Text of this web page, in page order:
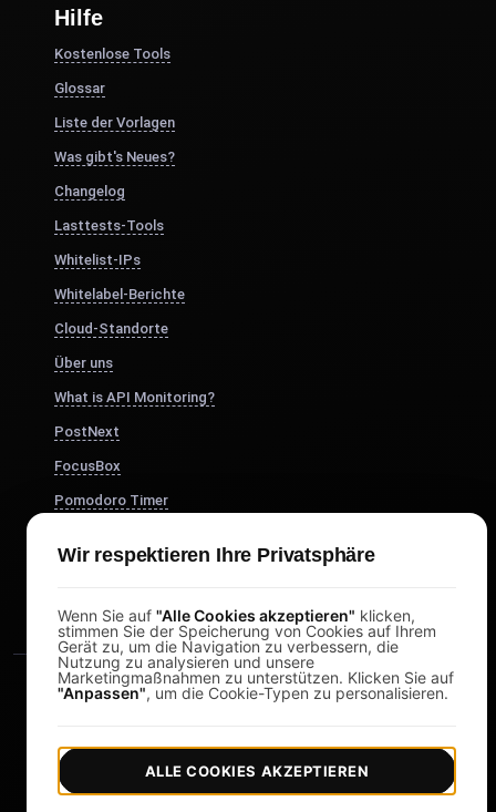
Hilfe
Kostenlose Tools
Glossar
Liste der Vorlagen
Was gibt's Neues?
Changelog
Lasttests-Tools
Whitelist-IPs
Whitelabel-Berichte
Cloud-Standorte
Über uns
What is API Monitoring?
PostNext
FocusBox
Pomodoro Timer
DesignerBox
Copyright © 2026 LoadFocus | Geschäftsbedingungen
|
Wir respektieren Ihre Privatsphäre
Wenn Sie auf "Alle Cookies akzeptieren" klicken,
stimmen Sie der Speicherung von Cookies auf Ihrem
Gerät zu, um die Navigation zu verbessern, die
Nutzung zu analysieren und unsere
Marketingmaßnahmen zu unterstützen. Klicken Sie auf
"Anpassen", um die Cookie-Typen zu personalisieren.
ALLE COOKIES AKZEPTIEREN